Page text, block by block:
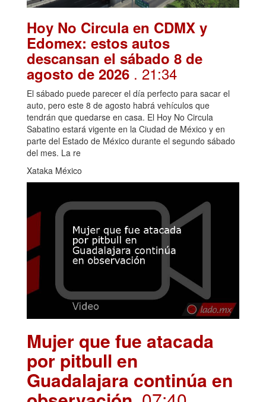
Hoy No Circula en CDMX y
Edomex: estos autos
descansan el sábado 8 de
agosto de 2026 . 21:34
El sábado puede parecer el día perfecto para sacar el
auto, pero este 8 de agosto habrá vehículos que
tendrán que quedarse en casa. El Hoy No Circula
Sabatino estará vigente en la Ciudad de México y en
parte del Estado de México durante el segundo sábado
del mes. La re
Xataka México
Mujer que fue atacada
por pitbull en
Guadalajara continúa en